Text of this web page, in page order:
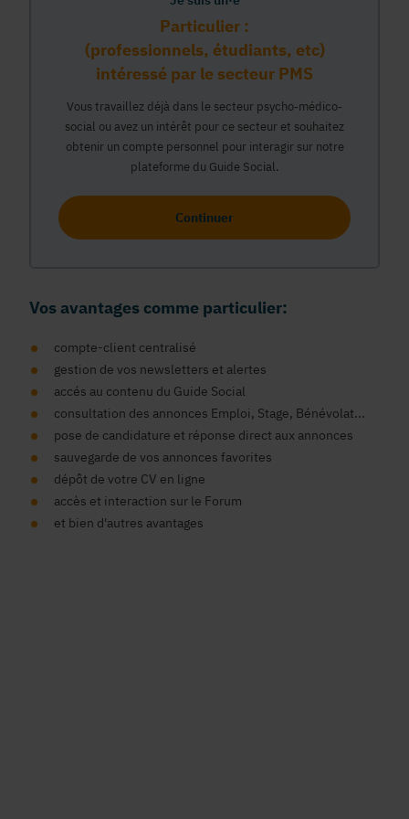
Particulier :
(professionnels, étudiants, etc)
intéressé par le secteur PMS
Vous travaillez déjà dans le secteur psycho-médico-
social ou avez un intérêt pour ce secteur et souhaitez
obtenir un compte personnel pour interagir sur notre
plateforme du Guide Social.
Continuer
Vos avantages comme particulier:
compte-client centralisé
gestion de vos newsletters et alertes
accés au contenu du Guide Social
consultation des annonces Emploi, Stage, Bénévolat...
pose de candidature et réponse direct aux annonces
sauvegarde de vos annonces favorites
dépôt de votre CV en ligne
accès et interaction sur le Forum
et bien d'autres avantages